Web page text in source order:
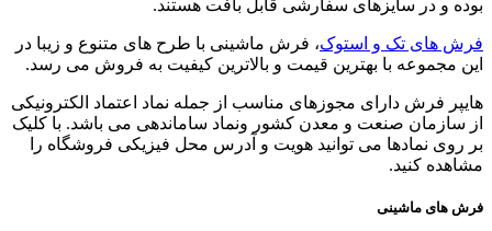
بوده و در سایزهای سفارشی قابل بافت هستند.
فرش های تک و استوک، فرش ماشینی با طرح های متنوع و زیبا در
این مجموعه با بهترین قیمت و بالاترین کیفیت به فروش می رسد.
هایپر فرش دارای مجوزهای مناسب از جمله نماد اعتماد الکترونیکی
از سازمان صنعت و معدن کشور ونماد ساماندهی می باشد. با کلیک
بر روی نمادها می توانید هویت و آدرس محل فیزیکی فروشگاه را
مشاهده کنید.
فرش های ماشینی